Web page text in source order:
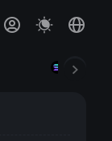
SOL